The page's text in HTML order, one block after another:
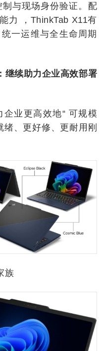
制与现场身份验证。配
力 ，ThinkTab X11有
一运维与全生命周期
续助力企业高效部署
业更高效地“ 可规模
、更好修、更耐用刚
族